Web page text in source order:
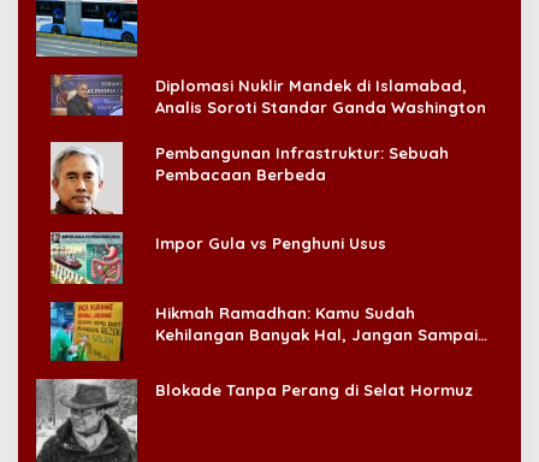
Diplomasi Nuklir Mandek di Islamabad,
Analis Soroti Standar Ganda Washington
Pembangunan Infrastruktur: Sebuah
Pembacaan Berbeda
Impor Gula vs Penghuni Usus
Hikmah Ramadhan: Kamu Sudah
Kehilangan Banyak Hal, Jangan Sampai
Blokade Tanpa Perang di Selat Hormuz